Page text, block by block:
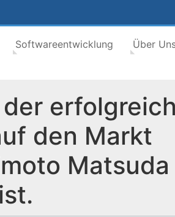
Softwareentwicklung Über
den Markt